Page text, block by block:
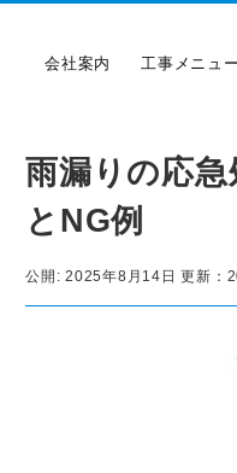
会社案内 工事メニュー
雨漏りの応
とNG例
公開: 2025年8月14日 更新：